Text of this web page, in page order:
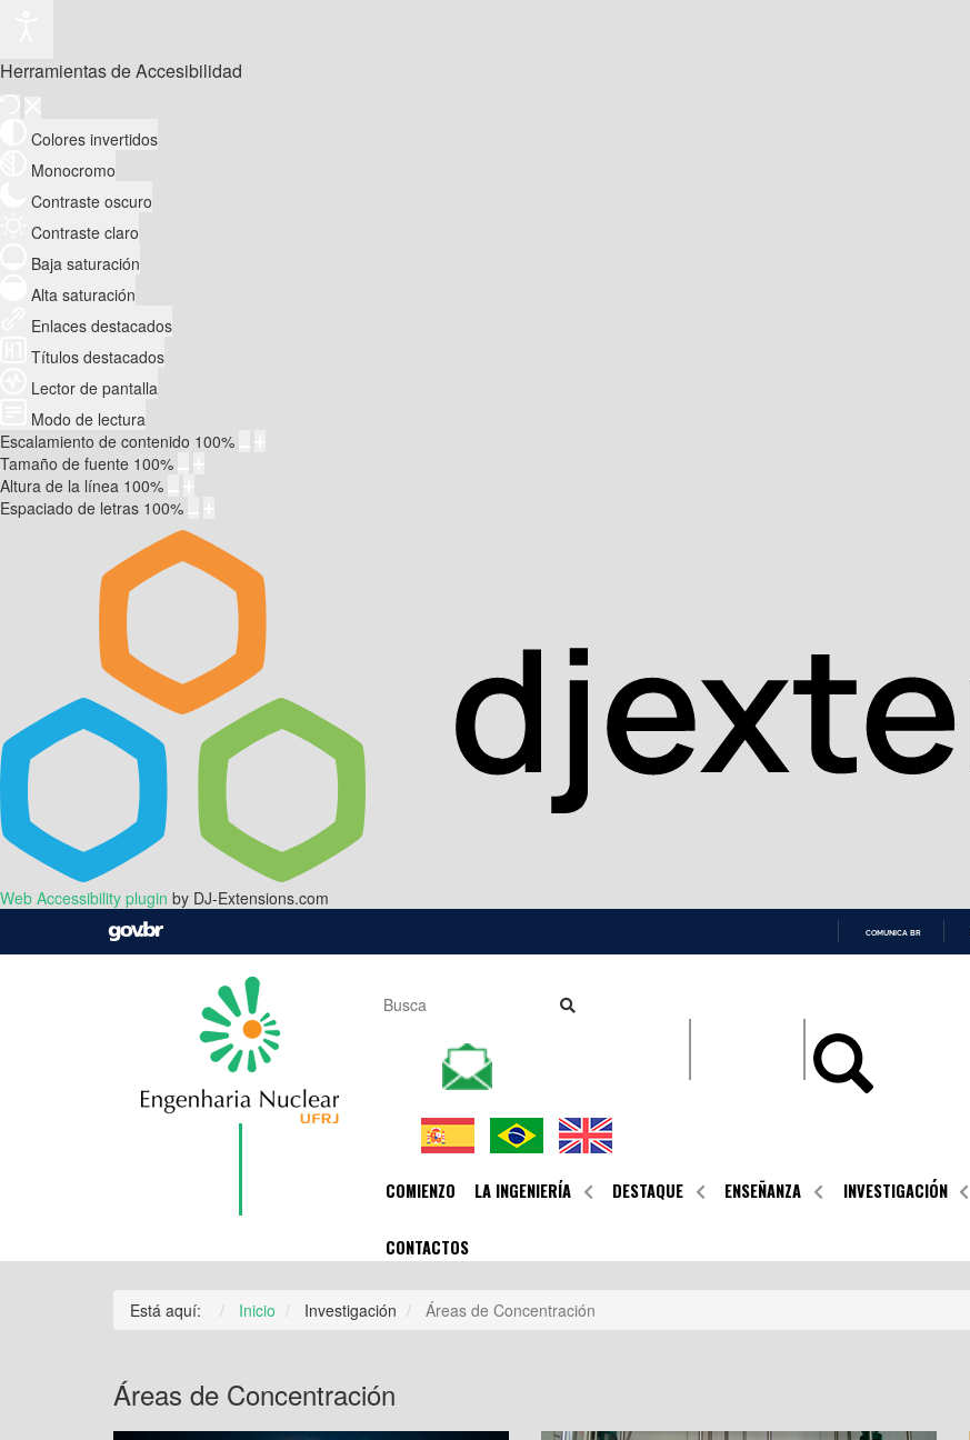
Herramientas de Accesibilidad
Colores invertidos
Monocromo
Contraste oscuro
Contraste claro
Baja saturación
Alta saturación
Enlaces destacados
Títulos destacados
Lector de pantalla
Modo de lectura
Escalamiento de contenido 100%
Tamaño de fuente 100%
Altura de la línea 100%
Espaciado de letras 100%
Web Accessibility plugin by DJ-Extensions.com
COMUNICA BR
COMIENZO LA INGENIERÍA DESTAQUE ENSEÑANZA INVESTIGACIÓN
CONTACTOS
Está aquí: Inicio Investigación Áreas de Concentración
Áreas de Concentración